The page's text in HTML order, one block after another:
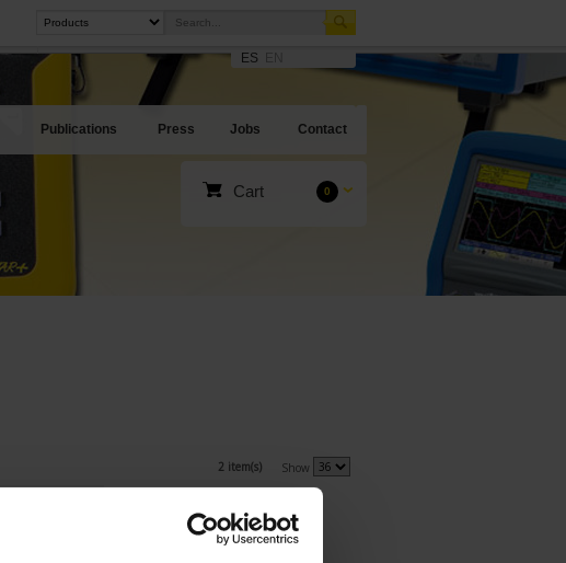
ES
Publications Press Jobs Contact
Cart 0
2 item(s) Show